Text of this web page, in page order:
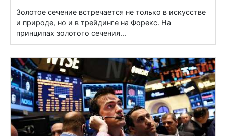
Золотое сечение встречается не только в искусстве
и природе, но и в трейдинге на Форекс. На
принципах золотого сечения...